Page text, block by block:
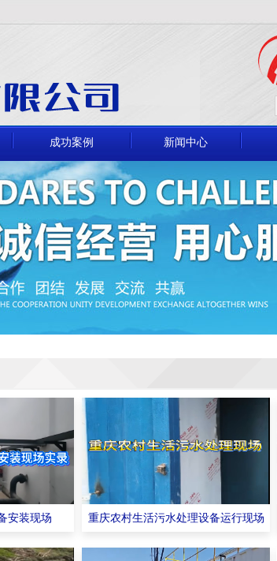
成功案例 新闻中心
安装现场 重庆农村生活污水处理设备运行现场